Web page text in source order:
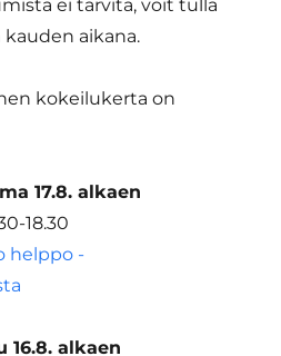
ei tarvita, voit tulla
aikana.
kokeilukerta on
17.8. alkaen
18.30
helppo -
16.8. alkaen